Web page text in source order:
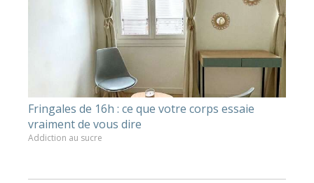
Fringales de 16h : ce que votre corps essaie
vraiment de vous dire
Addiction au sucre